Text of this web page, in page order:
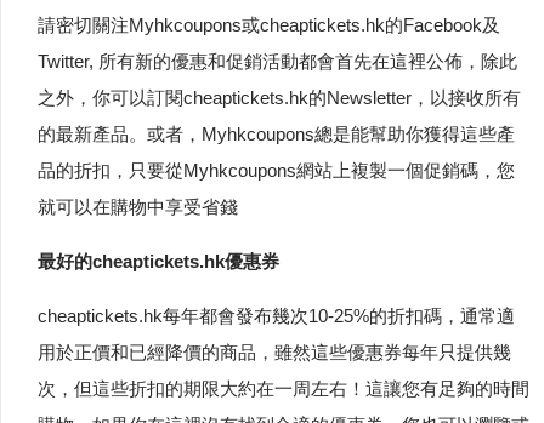
請密切關注Myhkcoupons或cheaptickets.hk的Facebook及
Twitter, 所有新的優惠和促銷活動都會首先在這裡公佈，除此
之外，你可以訂閱cheaptickets.hk的Newsletter，以接收所有
的最新產品。或者，Myhkcoupons總是能幫助你獲得這些產
品的折扣，只要從Myhkcoupons網站上複製一個促銷碼，您
就可以在購物中享受省錢
最好的cheaptickets.hk優惠券
cheaptickets.hk每年都會發布幾次10-25%的折扣碼，通常適
用於正價和已經降價的商品，雖然這些優惠券每年只提供幾
次，但這些折扣的期限大約在一周左右！這讓您有足夠的時間